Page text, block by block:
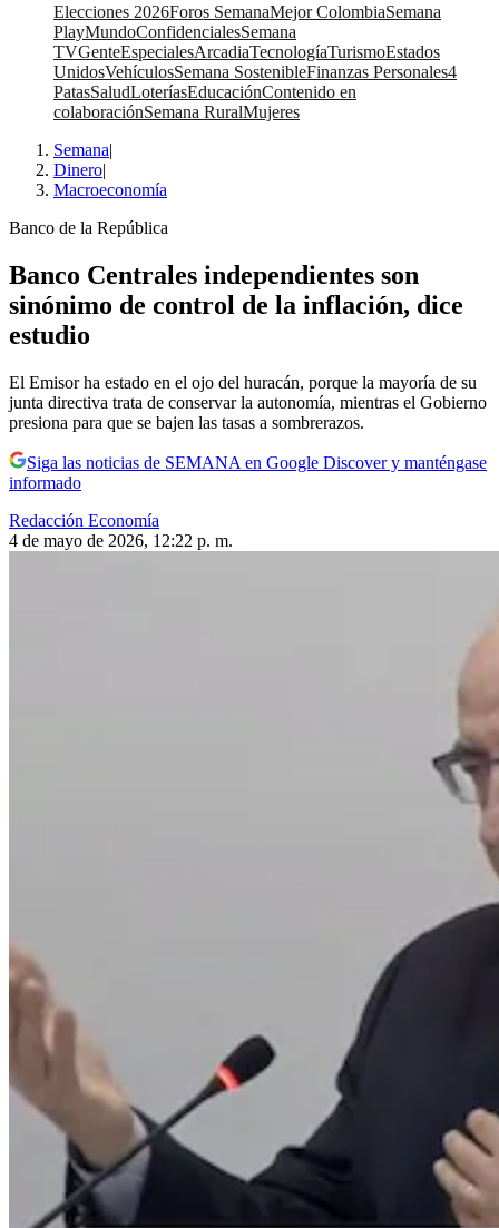
Elecciones 2026Foros SemanaMejor ColombiaSemana
PlayMundoConfidencialesSemana
TVGenteEspecialesArcadiaTecnologíaTurismoEstados
UnidosVehículosSemana SostenibleFinanzas Personales4
PatasSaludLoteríasEducaciónContenido en
colaboraciónSemana RuralMujeres
Semana|
Dinero|
Macroeconomía
Banco de la República
Banco Centrales independientes son
sinónimo de control de la inflación, dice
estudio
El Emisor ha estado en el ojo del huracán, porque la mayoría de su
junta directiva trata de conservar la autonomía, mientras el Gobierno
presiona para que se bajen las tasas a sombrerazos.
Siga las noticias de SEMANA en Google Discover y manténgase
informado
Redacción Economía
4 de mayo de 2026, 12:22 p. m.